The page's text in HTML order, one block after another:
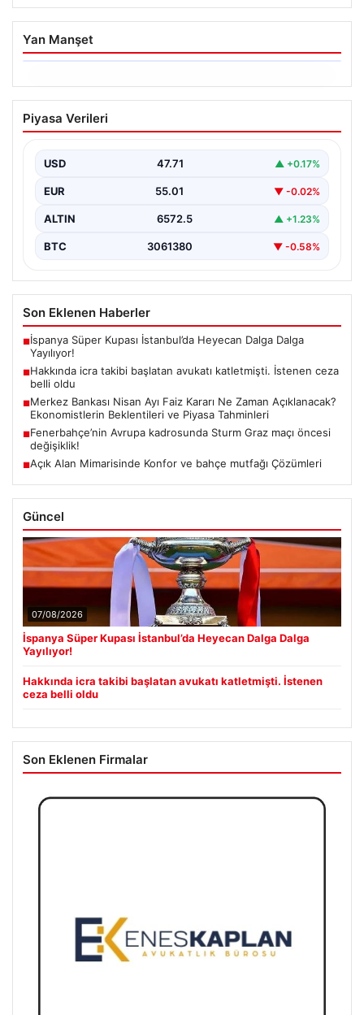
Yan Manşet
06.08.2026
Hakkında icra takibi başlatan avukatı
katletmişti. İstenen ceza belli oldu
Yönelik Silahlı Saldırının Yargı Süreci Açıklandı",
"content":…
Piyasa Verileri
USD 47.71 ▲ +0.17%
EUR 55.01 ▼ -0.02%
ALTIN 6572.5 ▲ +1.23%
BTC 3061380 ▼ -0.58%
Son Eklenen Haberler
■İspanya Süper Kupası İstanbul’da Heyecan Dalga Dalga
Yayılıyor!
■Hakkında icra takibi başlatan avukatı katletmişti. İstenen ceza
belli oldu
■Merkez Bankası Nisan Ayı Faiz Kararı Ne Zaman Açıklanacak?
Ekonomistlerin Beklentileri ve Piyasa Tahminleri
■Fenerbahçe’nin Avrupa kadrosunda Sturm Graz maçı öncesi
değişiklik!
■Açık Alan Mimarisinde Konfor ve bahçe mutfağı Çözümleri
Güncel
07/08/2026
İspanya Süper Kupası İstanbul’da Heyecan Dalga Dalga
Yayılıyor!
Hakkında icra takibi başlatan avukatı katletmişti. İstenen
ceza belli oldu
Son Eklenen Firmalar